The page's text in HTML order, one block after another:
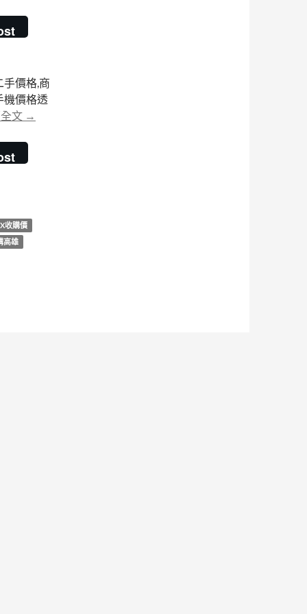
手價格,商
機價格透
文 iPhone收購高雄 | Apple iPhone XS Max 256GB 二手價查詢
→
收購價
高雄